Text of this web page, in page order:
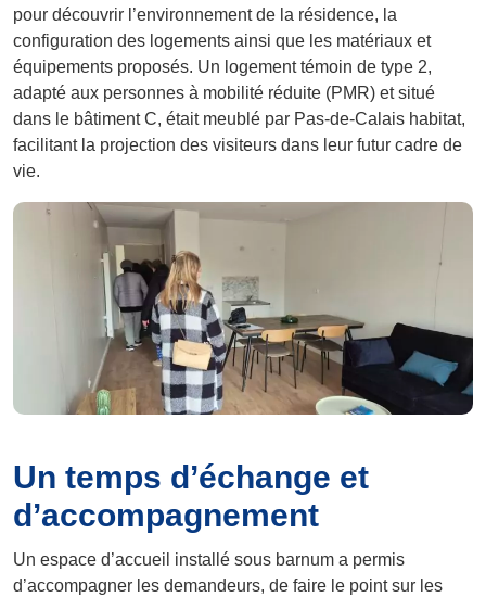
pour découvrir l’environnement de la résidence, la
configuration des logements ainsi que les matériaux et
équipements proposés. Un logement témoin de type 2,
adapté aux personnes à mobilité réduite (PMR) et situé
dans le bâtiment C, était meublé par Pas-de-Calais habitat,
facilitant la projection des visiteurs dans leur futur cadre de
vie.
Un temps d’échange et
d’accompagnement
Un espace d’accueil installé sous barnum a permis
d’accompagner les demandeurs, de faire le point sur les